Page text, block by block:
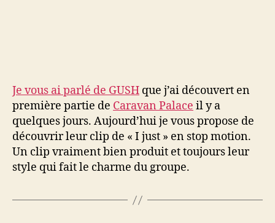
Je vous ai parlé de GUSH que j’ai découvert en
première partie de Caravan Palace il y a
quelques jours. Aujourd’hui je vous propose de
découvrir leur clip de « I just » en stop motion.
Un clip vraiment bien produit et toujours leur
style qui fait le charme du groupe.